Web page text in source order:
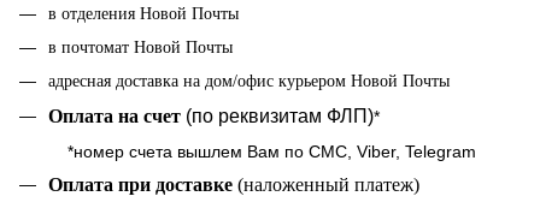
в отделения Новой Почты
в почтомат Новой Почты
адресная доставка на дом/офис курьером Новой Почты
Оплата на cчет (по реквизитам ФЛП)*
*номер счета вышлем Вам по СМС, Viber, Telegram
Оплата при доставке (наложенный платеж)